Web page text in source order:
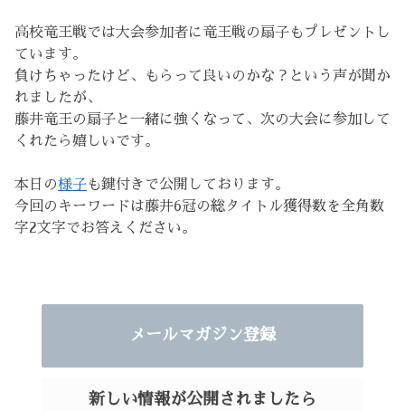
高校竜王戦では大会参加者に竜王戦の扇子もプレゼントし
ています。
負けちゃったけど、もらって良いのかな？という声が聞か
れましたが、
藤井竜王の扇子と一緒に強くなって、次の大会に参加して
くれたら嬉しいです。
本日の様子も鍵付きで公開しております。
今回のキーワードは藤井6冠の総タイトル獲得数を全角数
字2文字でお答えください。
メールマガジン登録
新しい情報が公開されましたら